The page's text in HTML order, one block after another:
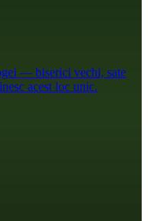
— biserici vechi, sate
acest loc unic.